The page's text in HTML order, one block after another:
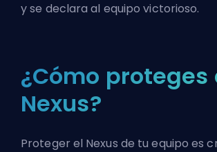
y se declara al equipo victorioso.
¿Cómo proteges
Nexus?
Proteger el Nexus de tu equipo es